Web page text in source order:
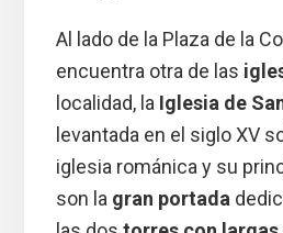
Al lado de la Plaza de la
encuentra otra de las
localidad, la Iglesia de
levantada en el siglo XV
iglesia románica y su
son la gran portada